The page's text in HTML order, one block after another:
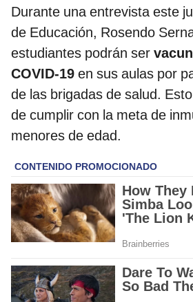
Durante una entrevista este
de Educación, Rosendo
estudiantes podrán ser
COVID-19 en sus aulas por
de las brigadas de salud.
de cumplir con la meta de
menores de edad.